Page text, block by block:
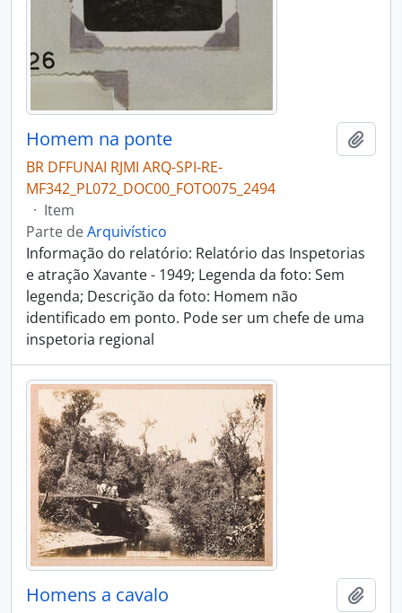
Homem na ponte
BR DFFUNAI RJMI ARQ-SPI-RE-
MF342_PL072_DOC00_FOTO075_2494
· Item
Parte deArquivístico
Informação do relatório: Relatório das Inspetorias
e atração Xavante - 1949; Legenda da foto: Sem
legenda; Descrição da foto: Homem não
identificado em ponto. Pode ser um chefe de uma
inspetoria regional
Homens a cavalo